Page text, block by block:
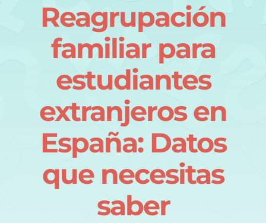
Reagrupación
familiar para
estudiantes
extranjeros en
España: Datos
que necesitas
saber